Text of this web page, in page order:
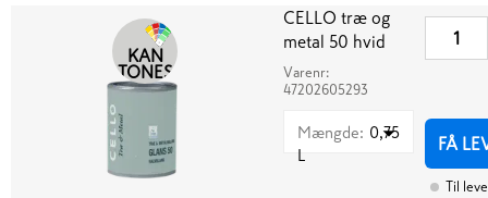
KAN
TONES
CELLO træ og
metal 50 hvid
Varenr:
47202605293
Mængde: 0,75
FÅ
Til